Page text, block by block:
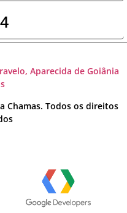
Aparecida de Goiânia
Chamas. Todos os direitos